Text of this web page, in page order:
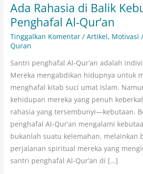
Ada Rahasia di Balik
Penghafal Al-Qur’an
Tinggalkan Komentar /Artikel, Motivasi /
Quran
Santri penghafal Al-Qur’an adalah
Mereka mengabdikan hidupnya untuk
menghafal kitab suci umat Islam.
kehidupan mereka yang penuh
rahasia yang tersembunyi—kebutaan.
penghafal Al-Qur’an mengalami
bukanlah suatu kelemahan, melainkan
perjalanan spiritual mereka yang
santri penghafal Al-Qur’an di […]
Ada
Rahasia
Balik
Santri
Penghafal
Al-
Qur’an